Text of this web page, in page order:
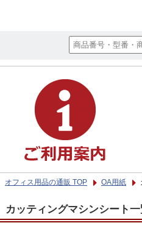
オフィス用品の通販 TOP OA用紙
カッティングマシンシート一